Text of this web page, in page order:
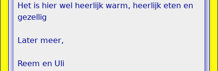
Het is hier wel heerlijk warm, heerlijk eten en
gezellig
Later meer,
Reem en Uli